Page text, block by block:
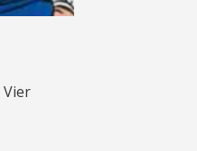
Vier